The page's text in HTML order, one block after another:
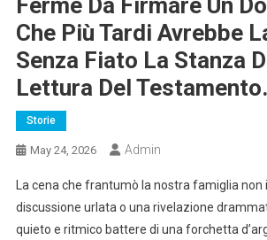
Che Più Tardi Avrebbe
Senza Fiato La Stanza
Lettura Del Testamento.
Storie
May 24, 2026 Admin
La cena che frantumò la nostra famiglia non
discussione urlata o una rivelazione
quieto e ritmico battere di una forchetta